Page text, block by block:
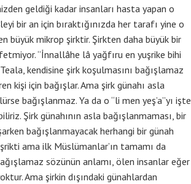
geldiği kadar insanları hasta yapan o
bir an için bıraktığınızda her tarafı yine o
büyük mikrop şirktir. Şirkten daha büyük bir
“İnnallâhe lâ yağfıru en yuşrike bihi
kendisine şirk koşulmasını bağışlamaz
kişi için bağışlar. Ama şirk günahı asla
bağışlanmaz. Ya da o “li men yeş’a”yı işte
Şirk günahının asla bağışlanmaması, bir
bağışlanmayacak herhangi bir günah
ama ilk Müslümanlar’ın tamamı da
sözünün anlamı, ölen insanlar eğer
Ama şirkin dışındaki günahlardan